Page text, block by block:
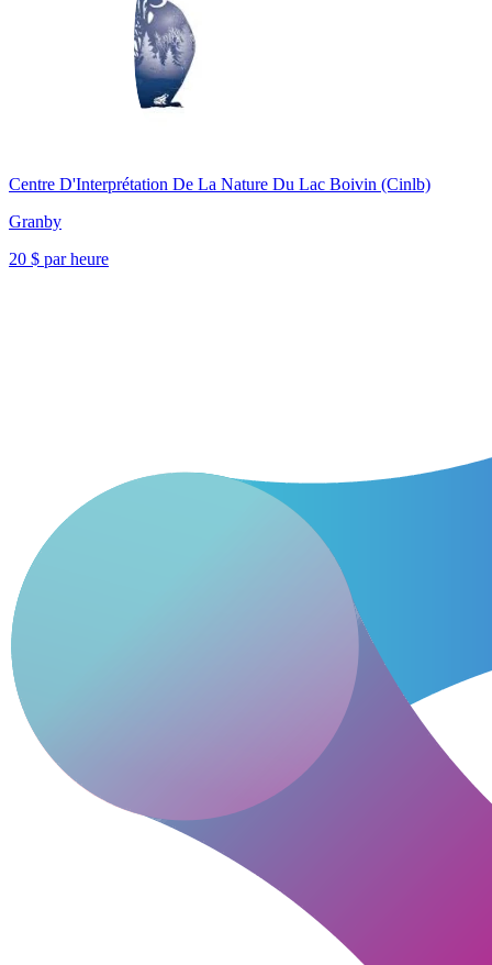
Centre D'Interprétation De La Nature Du Lac Boivin (Cinlb)
Granby
20 $ par heure